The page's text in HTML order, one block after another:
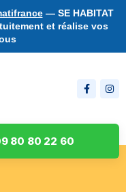
— SE HABITAT
et réalise vos
80 80 22 60